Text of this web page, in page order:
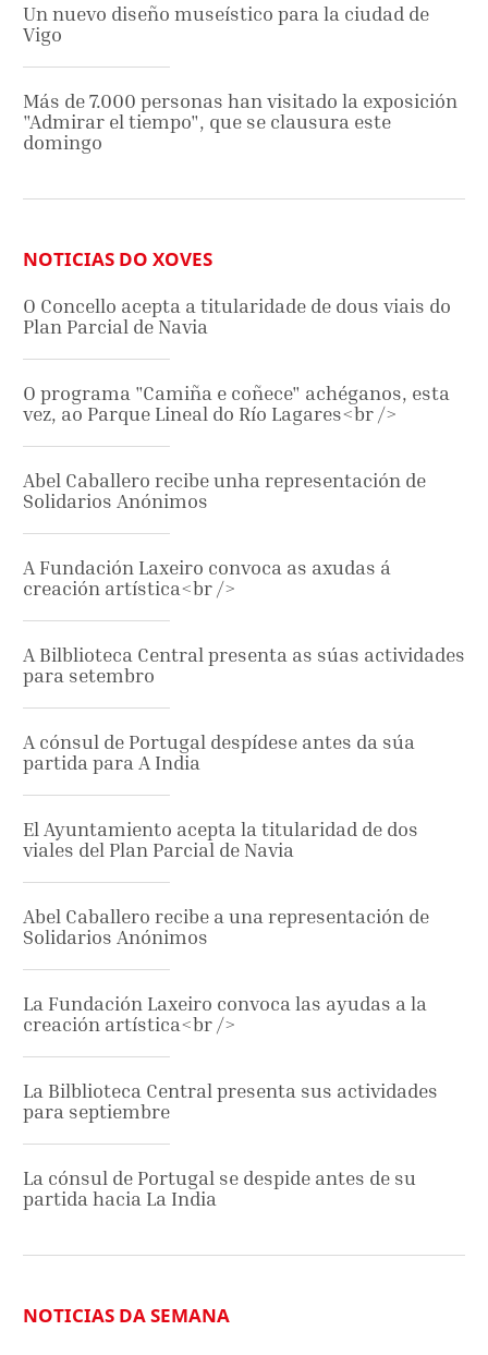
Un nuevo diseño museístico para la ciudad de
Vigo
Más de 7.000 personas han visitado la exposición
"Admirar el tiempo", que se clausura este
domingo
NOTICIAS DO XOVES
O Concello acepta a titularidade de dous viais do
Plan Parcial de Navia
O programa "Camiña e coñece" achéganos, esta
vez, ao Parque Lineal do Río Lagares<br />
Abel Caballero recibe unha representación de
Solidarios Anónimos
A Fundación Laxeiro convoca as axudas á
creación artística<br />
A Bilblioteca Central presenta as súas actividades
para setembro
A cónsul de Portugal despídese antes da súa
partida para A India
El Ayuntamiento acepta la titularidad de dos
viales del Plan Parcial de Navia
Abel Caballero recibe a una representación de
Solidarios Anónimos
La Fundación Laxeiro convoca las ayudas a la
creación artística<br />
La Bilblioteca Central presenta sus actividades
para septiembre
La cónsul de Portugal se despide antes de su
partida hacia La India
NOTICIAS DA SEMANA